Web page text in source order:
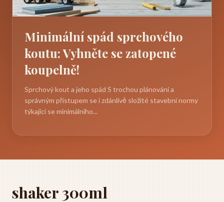
Minimální spád sprchového
koutu: Vyhněte se zatopené
koupelně!
Sprchový kout a jeho spád S trochou plánování a
správným přístupem se i zdánlivě složité stavební normy
týkající se minimálního...
shaker 300ml